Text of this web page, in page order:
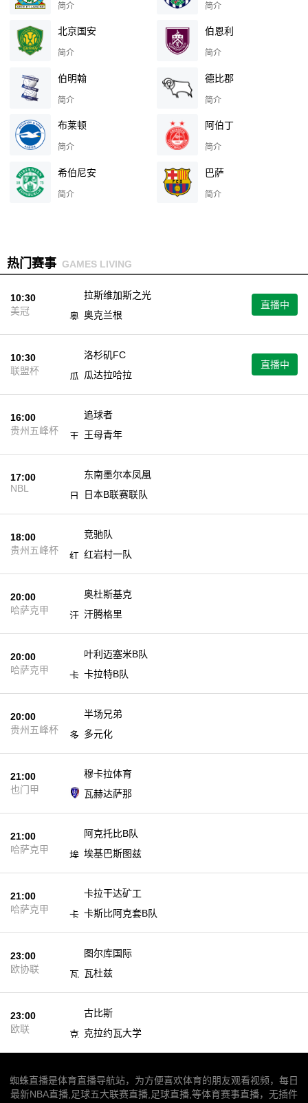
简介 简介
北京国安
简介
伯恩利
简介
伯明翰
简介
德比郡
简介
布莱顿
简介
阿伯丁
简介
希伯尼安
简介
巴萨
简介
热门赛事 GAMES LIVING
10:30
美冠
拉斯维加斯之光
奥克兰根
直播中
10:30
联盟杯
洛杉矶FC
瓜达拉哈拉
直播中
16:00
贵州五峰杯
追球者
王母青年
17:00
NBL
东南墨尔本凤凰
日本B联赛联队
18:00
贵州五峰杯
竞驰队
红岩村一队
20:00
哈萨克甲
奥杜斯基克
汗腾格里
20:00
哈萨克甲
叶利迈塞米B队
卡拉特B队
20:00
贵州五峰杯
半场兄弟
多元化
21:00
也门甲
穆卡拉体育
瓦赫达萨那
21:00
哈萨克甲
阿克托比B队
埃基巴斯图兹
21:00
哈萨克甲
卡拉干达矿工
卡斯比阿克套B队
23:00
欧协联
图尔库国际
瓦杜兹
23:00
欧联
古比斯
克拉约瓦大学
蜘蛛直播是体育直播导航站，为方便喜欢体育的朋友观看视频，每日
最新NBA直播,足球五大联赛直播,足球直播,等体育赛事直播，无插件